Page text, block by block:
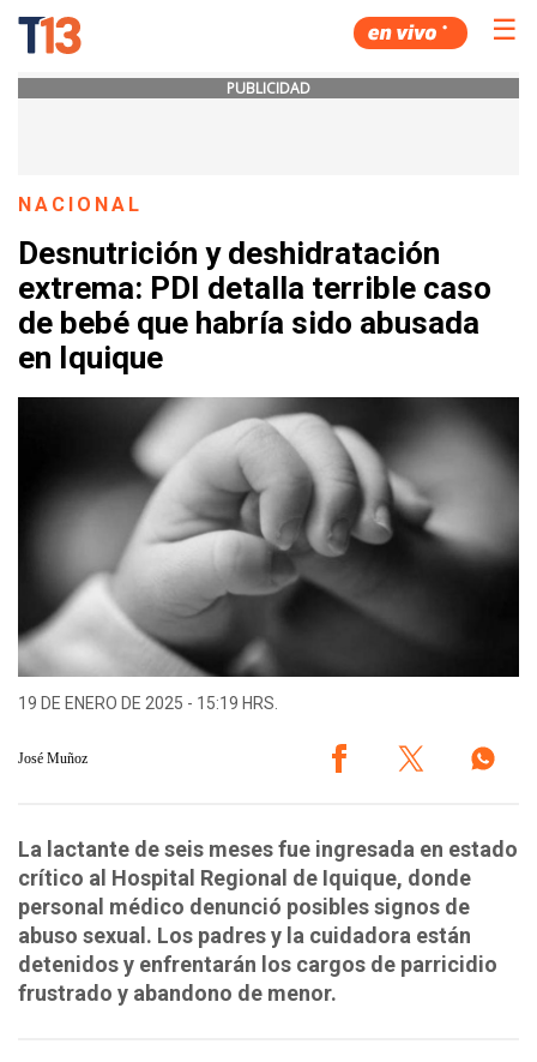
☰
PUBLICIDAD
NACIONAL
Desnutrición y deshidratación
extrema: PDI detalla terrible caso
de bebé que habría sido abusada
en Iquique
19 DE ENERO DE 2025 - 15:19 HRS.
José Muñoz
La lactante de seis meses fue ingresada en estado
crítico al Hospital Regional de Iquique, donde
personal médico denunció posibles signos de
abuso sexual. Los padres y la cuidadora están
detenidos y enfrentarán los cargos de parricidio
frustrado y abandono de menor.